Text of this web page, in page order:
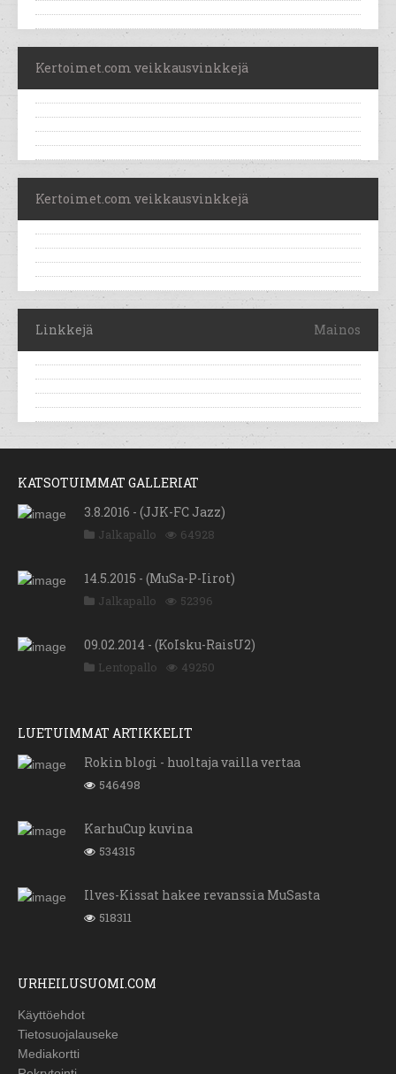
Kertoimet.com veikkausvinkkejä
Kertoimet.com veikkausvinkkejä
Linkkejä Mainos
KATSOTUIMMAT GALLERIAT
3.8.2016 - (JJK-FC Jazz)
Jalkapallo 64928
14.5.2015 - (MuSa-P-Iirot)
Jalkapallo 52396
09.02.2014 - (KoIsku-RaisU2)
Lentopallo 49250
LUETUIMMAT ARTIKKELIT
Rokin blogi - huoltaja vailla vertaa
546498
KarhuCup kuvina
534315
Ilves-Kissat hakee revanssia MuSasta
518311
URHEILUSUOMI.COM
Käyttöehdot
Tietosuojalauseke
Mediakortti